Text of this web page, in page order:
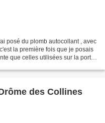
posé du plomb autocollant , avec
la première fois que je posais
que celles utilisées sur la porte
des Collines